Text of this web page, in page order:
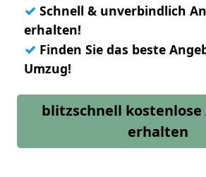
✓ Schnell & unverbindlich
erhalten!
✓ Finden Sie das beste
Umzug!
blitzschnell kostenlose
erhalten